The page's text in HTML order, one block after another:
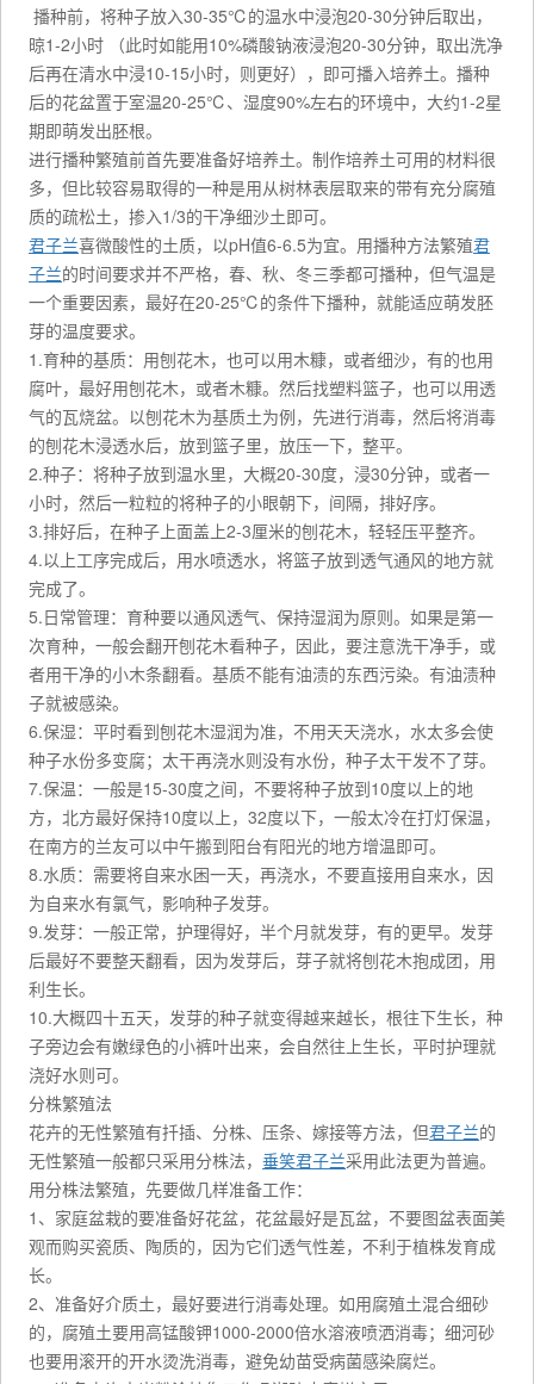
播种前，将种子放入30-35℃的温水中浸泡20-30分钟后取出，
晾1-2小时 （此时如能用10%磷酸钠液浸泡20-30分钟，取出洗净
后再在清水中浸10-15小时，则更好），即可播入培养土。播种
后的花盆置于室温20-25℃、湿度90%左右的环境中，大约1-2星
期即萌发出胚根。
进行播种繁殖前首先要准备好培养土。制作培养土可用的材料很
多，但比较容易取得的一种是用从树林表层取来的带有充分腐殖
质的疏松土，掺入1/3的干净细沙土即可。
君子兰喜微酸性的土质，以pH值6-6.5为宜。用播种方法繁殖君
子兰的时间要求并不严格，春、秋、冬三季都可播种，但气温是
一个重要因素，最好在20-25℃的条件下播种，就能适应萌发胚
芽的温度要求。
1.育种的基质：用刨花木，也可以用木糠，或者细沙，有的也用
腐叶，最好用刨花木，或者木糠。然后找塑料篮子，也可以用透
气的瓦烧盆。以刨花木为基质土为例，先进行消毒，然后将消毒
的刨花木浸透水后，放到篮子里，放压一下，整平。
2.种子：将种子放到温水里，大概20-30度，浸30分钟，或者一
小时，然后一粒粒的将种子的小眼朝下，间隔，排好序。
3.排好后，在种子上面盖上2-3厘米的刨花木，轻轻压平整齐。
4.以上工序完成后，用水喷透水，将篮子放到透气通风的地方就
完成了。
5.日常管理：育种要以通风透气、保持湿润为原则。如果是第一
次育种，一般会翻开刨花木看种子，因此，要注意洗干净手，或
者用干净的小木条翻看。基质不能有油渍的东西污染。有油渍种
子就被感染。
6.保湿：平时看到刨花木湿润为准，不用天天浇水，水太多会使
种子水份多变腐；太干再浇水则没有水份，种子太干发不了芽。
7.保温：一般是15-30度之间，不要将种子放到10度以上的地
方，北方最好保持10度以上，32度以下，一般太冷在打灯保温，
在南方的兰友可以中午搬到阳台有阳光的地方增温即可。
8.水质：需要将自来水困一天，再浇水，不要直接用自来水，因
为自来水有氯气，影响种子发芽。
9.发芽：一般正常，护理得好，半个月就发芽，有的更早。发芽
后最好不要整天翻看，因为发芽后，芽子就将刨花木抱成团，用
利生长。
10.大概四十五天，发芽的种子就变得越来越长，根往下生长，种
子旁边会有嫩绿色的小裤叶出来，会自然往上生长，平时护理就
浇好水则可。
分株繁殖法
花卉的无性繁殖有扦插、分株、压条、嫁接等方法，但君子兰的
无性繁殖一般都只采用分株法， 垂笑君子兰采用此法更为普遍。
用分株法繁殖，先要做几样准备工作：
1、家庭盆栽的要准备好花盆，花盆最好是瓦盆，不要图盆表面美
观而购买瓷质、陶质的，因为它们透气性差，不利于植株发育成
长。
2、准备好介质土，最好要进行消毒处理。如用腐殖土混合细砂
的，腐殖土要用高锰酸钾1000-2000倍水溶液喷洒消毒；细河砂
也要用滚开的开水烫洗消毒，避免幼苗受病菌感染腐烂。